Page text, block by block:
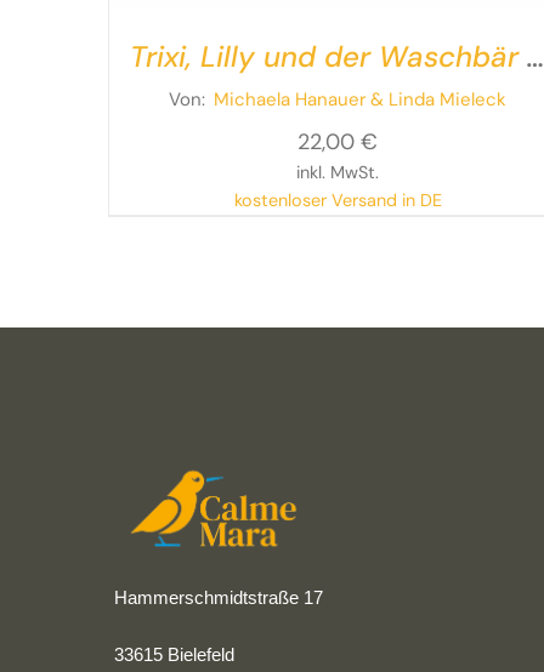
Trixi, Lilly und der Waschbär –
Eine ziemlich wahre
Geschichte
Von: Michaela Hanauer& Linda Mieleck
22,00€
inkl. MwSt.
kostenloser Versand in DE
Hammerschmidtstraße 17
33615 Bielefeld